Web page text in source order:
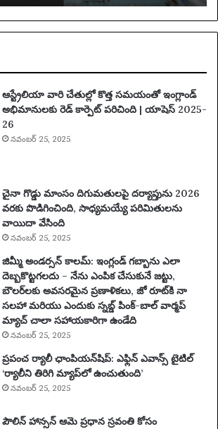
ది
ఆస్ట్రేలియా వారి చేతుల్లో కొత్త సమయంతో ఇంగ్లాండ్
అభిమానులకు రెడ్ కార్పెట్ పరిచింది | యాషెస్ 2025-
26
నవంబర్ 25, 2025
చైనా గొడ్డు మాంసం దిగుమతులపై దర్యాప్తును 2026
వరకు పొడిగించింది, సాధ్యమయ్యే పరిమితులను
వాయిదా వేసింది
నవంబర్ 25, 2025
జిమ్మీ అండర్సన్ కాలమ్: ఇంగ్లండ్ గబ్బాను ఎలా
దెబ్బకొట్టగలదు – నేను ఎంపిక చేసుకునే జట్టు,
బౌలర్‌లకు అవసరమైన ప్రణాళికలు, జో రూట్‌కి నా
సలహా మరియు ఎందుకు స్నబ్డ్ పింక్-బాల్ వార్మప్
మ్యాచ్ చాలా సహాయకారిగా ఉండేది
నవంబర్ 25, 2025
ప్రపంచ ర్యాలీ ఛాంపియన్‌షిప్: ఎఫ్లిన్ ఎవాన్స్ టైటిల్
‘ర్యాలీని తిరిగి మ్యాప్‌లో ఉంచుతుంది’
నవంబర్ 25, 2025
పౌలిన్ హాన్సన్ ఆమె ప్రధాన స్రవంతి కోసం